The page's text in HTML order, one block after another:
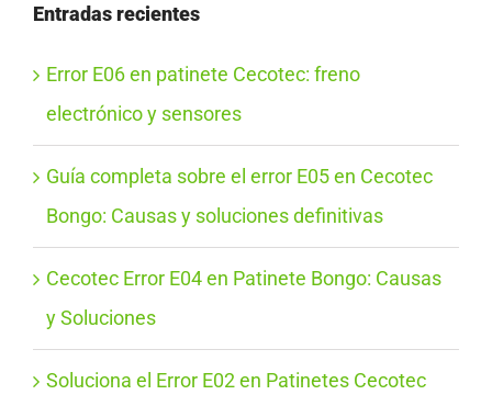
Entradas recientes
Error E06 en patinete Cecotec: freno
electrónico y sensores
Guía completa sobre el error E05 en Cecotec
Bongo: Causas y soluciones definitivas
Cecotec Error E04 en Patinete Bongo: Causas
y Soluciones
Soluciona el Error E02 en Patinetes Cecotec